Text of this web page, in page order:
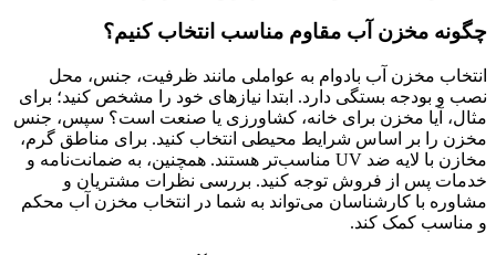
چگونه مخزن آب مقاوم مناسب انتخاب کنیم؟
انتخاب مخزن آب بادوام به عواملی مانند ظرفیت، جنس، محل
نصب و بودجه بستگی دارد. ابتدا نیازهای خود را مشخص کنید؛ برای
مثال، آیا مخزن برای خانه، کشاورزی یا صنعت است؟ سپس، جنس
مخزن را بر اساس شرایط محیطی انتخاب کنید. برای مناطق گرم،
مخازن با لایه ضد UV مناسب‌تر هستند. همچنین، به ضمانت‌نامه و
خدمات پس از فروش توجه کنید. بررسی نظرات مشتریان و
مشاوره با کارشناسان می‌تواند به شما در انتخاب مخزن آب محکم
و مناسب کمک کند.